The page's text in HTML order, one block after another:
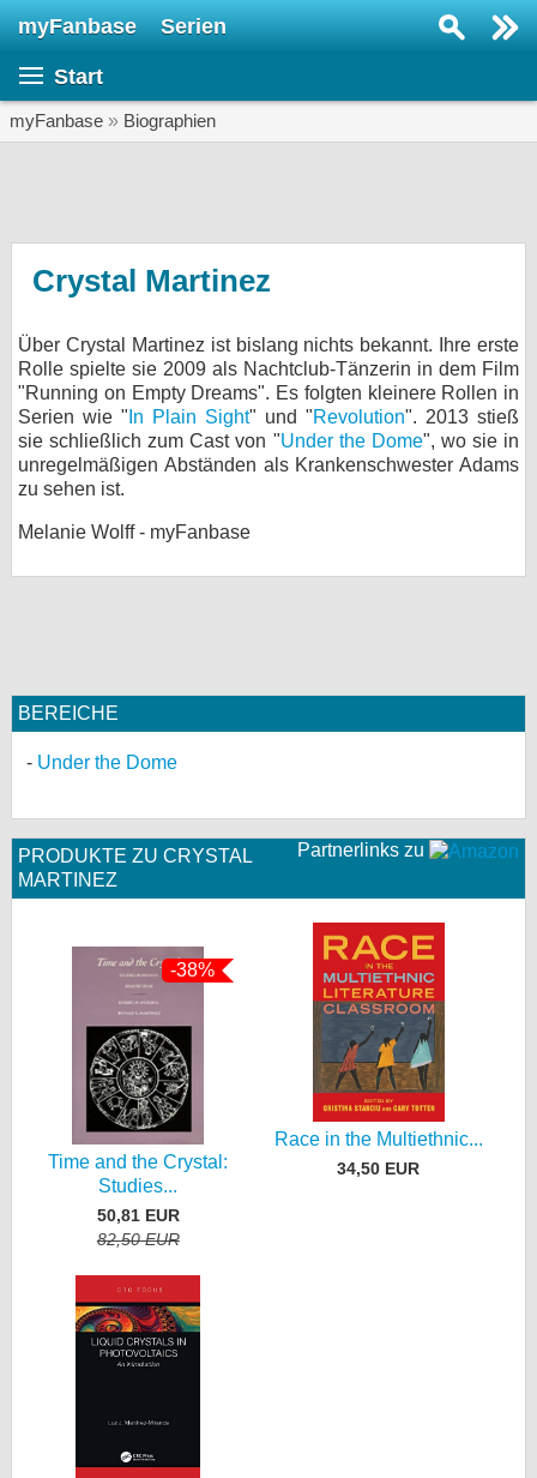
myFanbase Serien
Start
myFanbase » Biographien
Crystal Martinez
Über Crystal Martinez ist bislang nichts bekannt. Ihre erste
Rolle spielte sie 2009 als Nachtclub-Tänzerin in dem Film
"Running on Empty Dreams". Es folgten kleinere Rollen in
Serien wie " In Plain Sight" und "Revolution". 2013 stieß
sie schließlich zum Cast von "Under the Dome", wo sie in
unregelmäßigen Abständen als Krankenschwester Adams
zu sehen ist.
Melanie Wolff - myFanbase
BEREICHE
Under the Dome
Partnerlinks zu
PRODUKTE ZU CRYSTAL
MARTINEZ
-38%
Time and the Crystal:
Studies...
50,81 EUR
82,50 EUR
Race in the Multiethnic...
34,50 EUR
KULTUR
Specials
SERVICE
Gewinnspiele
Kontakt
Cookie-Einstellungen
Desktop-Ansicht
myFanbase